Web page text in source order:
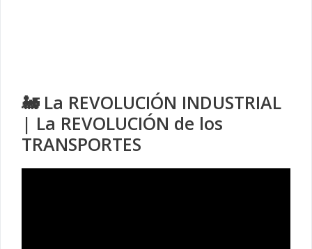
🚂 La REVOLUCIÓN INDUSTRIAL
| La REVOLUCIÓN de los
TRANSPORTES